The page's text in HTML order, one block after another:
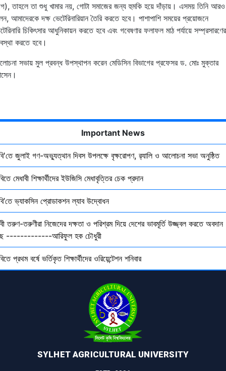
তাহলে তা শুধু খামার নয়, গোটা সমাজের জন্য হুমকি হয়ে দাঁড়ায়। এসময় তিনি আরও
আমাদেরকে দক্ষ ভেটেরিনারিয়ান তৈরি করতে হবে। পাশাপাশি সময়ের প্রয়োজনে
চিকিৎসার আধুনিকায়ন করতে হবে এবং গবেষণার ফলাফল মাঠ পর্যায়ে সম্প্রসারণের
করতে হবে।
সভায় মুল প্রবন্ধ উপস্থাপন করেন মেডিসিন বিভাগের প্রফেসর ড. মোঃ মুক্তার
Important News
জুলাই গণ-অভ্যুত্থান দিবস উপলক্ষে বৃক্ষরোপণ, র‍্যালি ও আলোচনা সভা অনুষ্ঠিত
মেধাবী শিক্ষার্থীদের ইউজিসি মেধাবৃত্তির চেক প্রদান
ভ্যাকসিন প্রোডাকশন ল্যাব উদ্বোধন
তরুণ-তরুণীরা নিজেদের দক্ষতা ও পরিশ্রম দিয়ে দেশের ভাবমূর্তি উজ্জ্বল করতে অবদান
-------------আরিফুল হক চৌধুরী
প্রথম বর্ষে ভর্তিকৃত শিক্ষার্থীদের ওরিয়েন্টেশন শনিবার
SYLHET AGRICULTURAL UNIVERSITY